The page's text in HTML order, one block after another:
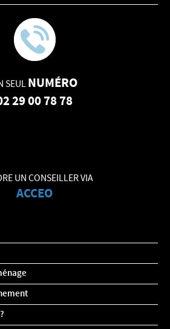
SEUL NUMÉRO
29 00 78 78
UN CONSEILLER VIA
ACCEO